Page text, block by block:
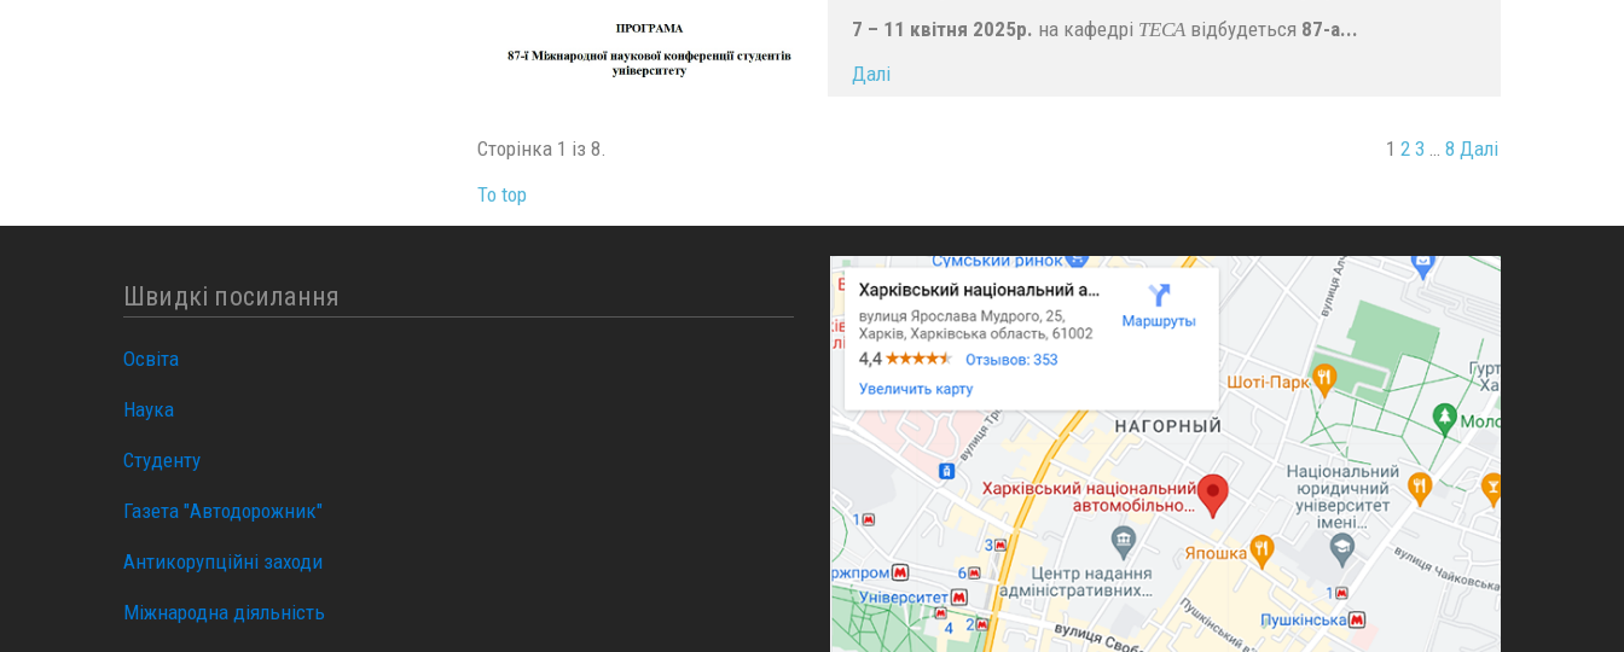
7 – 11 квітня 2025р. на кафедрі ТЕСАвідбудеться 87-а...
Далі
Сторінка 1 із 8. 1 2 3 8 Далі
To top
Швидкі посилання
Освіта
Наука
Студенту
Газета "Автодорожник"
Антикорупційні заходи
Міжнародна діяльність